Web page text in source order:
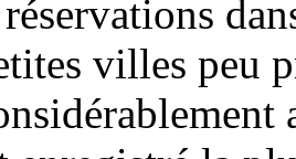
villes peu